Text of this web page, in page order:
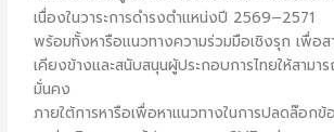
เนื่องในวาระการดำรงตำแหน่งปี 2569–2571
พร้อมทั้งหารือแนวทางความร่วมมือเชิงรุก เพื่อส
เคียงข้างและสนับสนุนผู้ประกอบการไทยให้สามา
มั่นคง
ภายใต้การหารือเพื่อหาแนวทางในการปลดล๊อกข้